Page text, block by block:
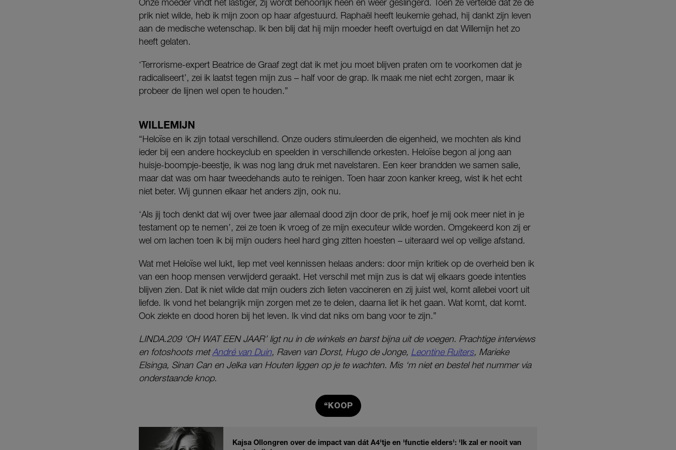
prik niet wilde, heb ik mijn zoon op haar afgestuurd. Raphaël heeft leukemie gehad, hij dankt zijn leven
aan de medische wetenschap. Ik ben blij dat hij mijn moeder heeft overtuigd en dat Willemijn het zo
heeft gelaten.
‘Terrorisme-­expert Beatrice de Graaf zegt dat ik met jou moet blijven praten om te voorkomen dat je
radicaliseert’, zei ik laatst tegen mijn zus – half voor de grap. Ik maak me niet echt zorgen, maar ik
probeer de lijnen wel open te houden.”
WILLEMIJN
“Heloïse en ik zijn totaal verschillend. Onze ouders stimuleerden die eigen­heid, we mochten als kind
ieder bij een andere hockeyclub en speelden in verschillende orkesten. Heloïse begon al jong aan
huisje­-boompje­-beestje, ik was nog lang druk met navelstaren. Een keer brandden we samen salie,
maar dat was om haar tweedehands­ auto te reinigen. Toen haar zoon kanker kreeg, wist ik het echt
niet beter. Wij gunnen elkaar het anders zijn, ook nu.
‘Als jij toch denkt dat wij over twee jaar allemaal dood zijn door de prik, hoef je mij ook meer niet in je
testament op te nemen’, zei ze toen ik vroeg of ze mijn executeur wilde worden. Omgekeerd kon zij er
wel om lachen toen ik bij mijn ouders heel hard ging zitten hoesten – uiteraard wel op veilige afstand.
Wat met Heloïse wel lukt, liep met veel kennissen helaas anders: door mijn kritiek op de overheid ben ik
van een hoop mensen verwijderd geraakt. Het verschil met mijn zus is dat wij elkaars goede intenties
blijven zien. Dat ik niet wilde dat mijn ouders zich lieten vaccineren en zij juist wel, komt allebei voort uit
liefde. Ik vond het belangrijk mijn zorgen met ze te delen, daarna liet ik het gaan. Wat komt, dat komt.
Ook ziekte en dood horen bij het leven. Ik vind dat niks om bang voor te zijn.”
LINDA.209 ‘OH WAT EEN JAAR’ ligt nu in de winkels en barst bijna uit de voegen. Prachtige interviews
en fotoshoots metAndré van Duin, Raven van Dorst, Hugo de Jonge, Leontine Ruiters, Marieke
Elsinga, Sinan Can en Jelka van Houten liggen op je te wachten. Mis ‘m niet en bestel het nummer via
onderstaande knop.
“KOOP
Kajsa Ollongren over de impact van dát A4'tje en 'functie elders': 'Ik zal er nooit van